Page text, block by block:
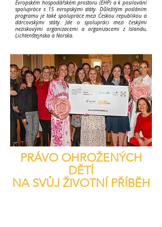
Evropském hospodářském prostoru (EHP) a k posilování
spolupráce s 15 evropskými státy. Důležitým posláním
programu je také spolupráce mezi Českou republikou a
dárcovskými státy. Jde o spolupráci mezi českými
neziskovými organizacemi a organizacemi z Islandu,
Lichtenštejnska a Norska.
PRÁVO OHROŽENÝCH
DĚTÍ
NA SVŮJ ŽIVOTNÍ PŘÍBĚH